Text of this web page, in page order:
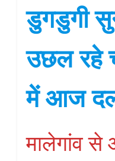
डुगडुगी
उछल रहे
में आज
मालेगांव